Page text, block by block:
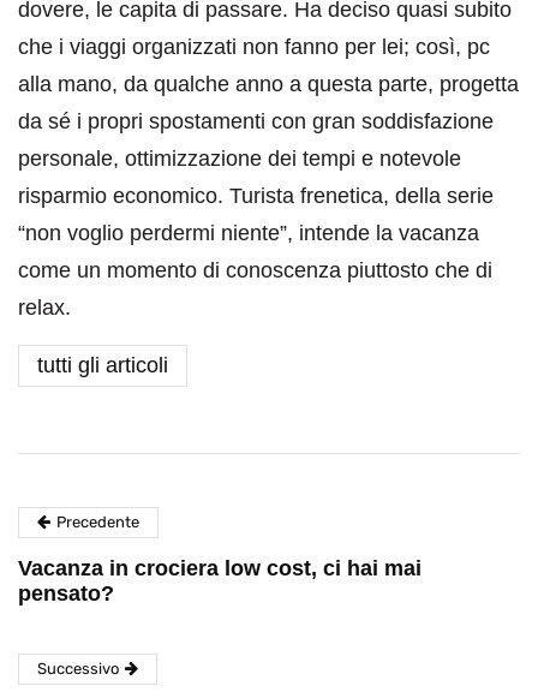
dovere, le capita di passare. Ha deciso quasi subito
che i viaggi organizzati non fanno per lei; così, pc
alla mano, da qualche anno a questa parte, progetta
da sé i propri spostamenti con gran soddisfazione
personale, ottimizzazione dei tempi e notevole
risparmio economico. Turista frenetica, della serie
“non voglio perdermi niente”, intende la vacanza
come un momento di conoscenza piuttosto che di
relax.
tutti gli articoli
Precedente
Vacanza in crociera low cost, ci hai mai
pensato?
Successivo